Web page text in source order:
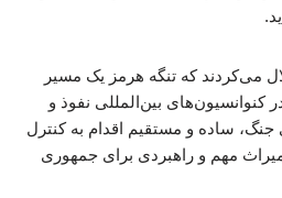
می‌کردند که تنگه هرمز یک مسیر
کنوانسیون‌های بین‌المللی نفوذ و
جنگ، ساده و مستقیم اقدام به کنترل
مهم و راهبردی برای جمهوری